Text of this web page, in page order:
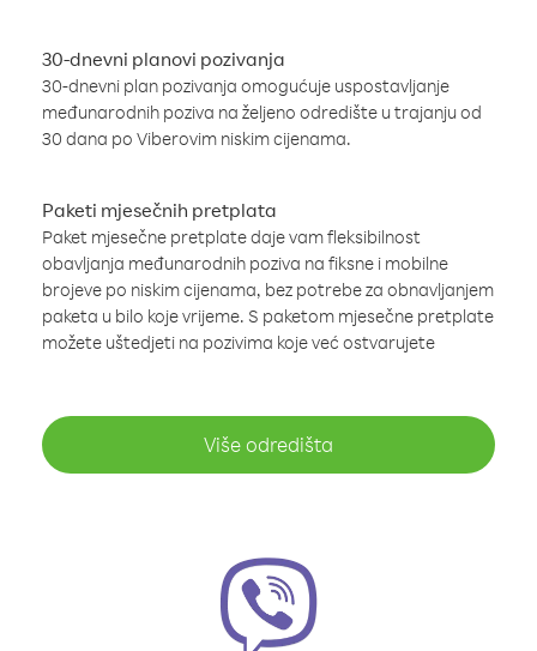
30-dnevni planovi pozivanja
30-dnevni plan pozivanja omogućuje uspostavljanje
međunarodnih poziva na željeno odredište u trajanju od
30 dana po Viberovim niskim cijenama.
Paketi mjesečnih pretplata
Paket mjesečne pretplate daje vam fleksibilnost
obavljanja međunarodnih poziva na fiksne i mobilne
brojeve po niskim cijenama, bez potrebe za obnavljanjem
paketa u bilo koje vrijeme. S paketom mjesečne pretplate
možete uštedjeti na pozivima koje već ostvarujete
Više odredišta